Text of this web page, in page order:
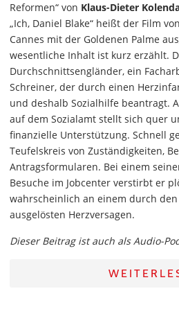
Reformen“ von Klaus-Dieter
„Ich, Daniel Blake“ heißt der Film
Cannes mit der Goldenen Palme
wesentliche Inhalt ist kurz erzählt.
Durchschnittsengländer, ein
Schreiner, der durch einen
und deshalb Sozialhilfe beantragt.
auf dem Sozialamt stellt sich quer
finanzielle Unterstützung. Schnell
Teufelskreis von Zuständigkeiten,
Antragsformularen. Bei einem
Besuche im Jobcenter verstirbt er
wahrscheinlich an einem durch
ausgelösten Herzversagen.
Dieser Beitrag ist auch als Audio-